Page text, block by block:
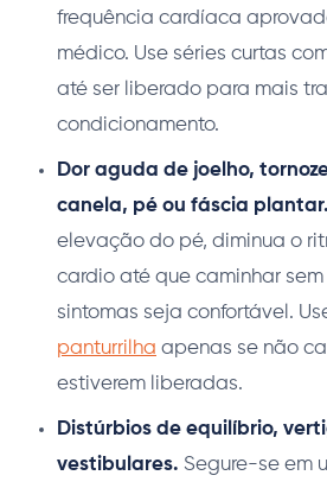
frequência cardíaca
médico. Use séries curtas
até ser liberado para mais
condicionamento.
Dor aguda de joelho,
canela, pé ou fáscia plantar.
elevação do pé, diminua o
cardio até que caminhar
sintomas seja confortável.
panturrilha apenas se não
estiverem liberadas.
Distúrbios de equilíbrio,
vestibulares. Segure-se em